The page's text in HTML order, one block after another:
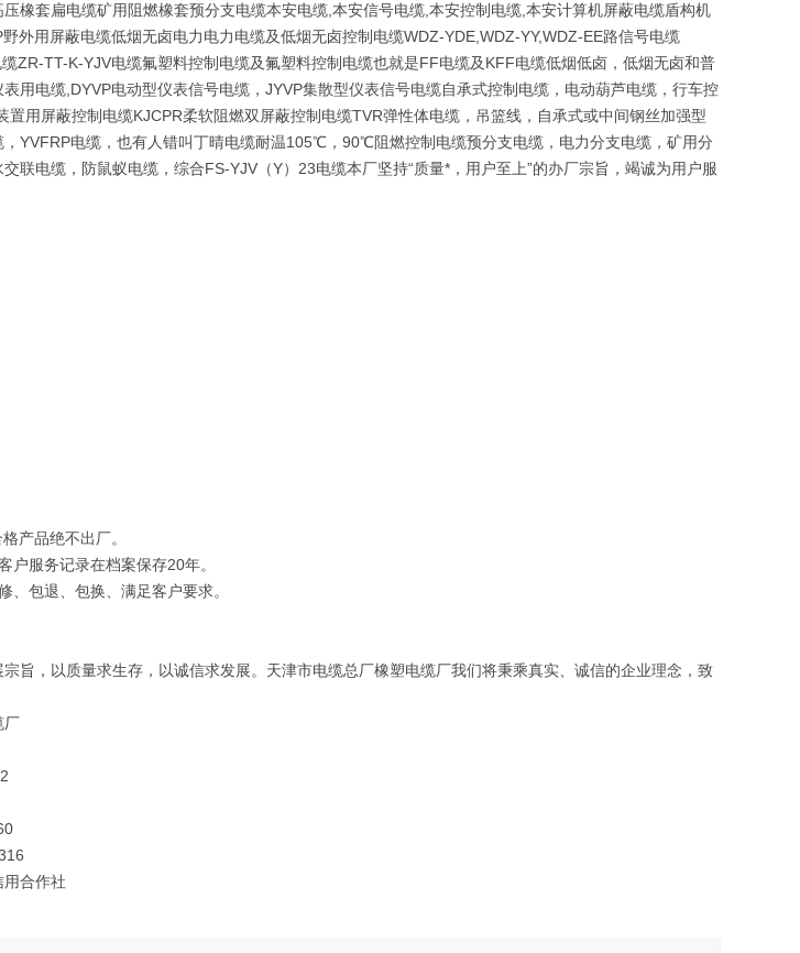
橡套扁电缆矿用阻燃橡套预分支电缆本安电缆,本安信号电缆,本安控制电缆,本安计算机屏蔽电缆盾构机
外用屏蔽电缆低烟无卤电力电力电缆及低烟无卤控制电缆WDZ-YDE,WDZ-YY,WDZ-EE路信号电缆
ZR-TT-K-YJV电缆氟塑料控制电缆及氟塑料控制电缆也就是FF电缆及KFF电缆低烟低卤，低烟无卤和普
用电缆,DYVP电动型仪表信号电缆，JYVP集散型仪表信号电缆自承式控制电缆，电动葫芦电缆，行车控
置用屏蔽控制电缆KJCPR柔软阻燃双屏蔽控制电缆TVR弹性体电缆，吊篮线，自承式或中间钢丝加强型
YVFRP电缆，也有人错叫丁晴电缆耐温105℃，90℃阻燃控制电缆预分支电缆，电力分支电缆，矿用分
联电缆，防鼠蚁电缆，综合FS-YJV（Y）23电缆本厂坚持“质量*，用户至上”的办厂宗旨，竭诚为用户服
产品绝不出厂。
户服务记录在档案保存20年。
、包退、包换、满足客户要求。
旨，以质量求生存，以诚信求发展。天津市电缆总厂橡塑电缆厂我们将秉乘真实、诚信的企业理念，致
厂
合作社